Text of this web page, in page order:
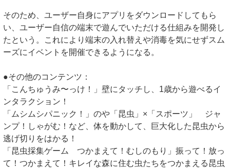
そのため、ユーザー自身にアプリをダウンロードしてもら
い、ユーザー自信の端末で遊んでいただける仕組みを開発し
たという。これにより端末の入れ替えや消毒を気にせずスム
ーズにイベントを開催できるようになる。
●その他のコンテンツ：
「こんちゅうみ〜っけ！」壁にタッチし、1歳から遊べるイ
ンタラクション！
「ムシムシパニック！」のや「昆虫」×「スポーツ」 ジャ
ンプ！しゃがむ！など、体を動かして、巨大化した昆虫から
逃げ切りをはかる！
「昆虫採集ゲーム つかまえて！むしのもり」振って！放っ
て！つかまえて！キレイな森に住む虫たちをつかまえる昆虫